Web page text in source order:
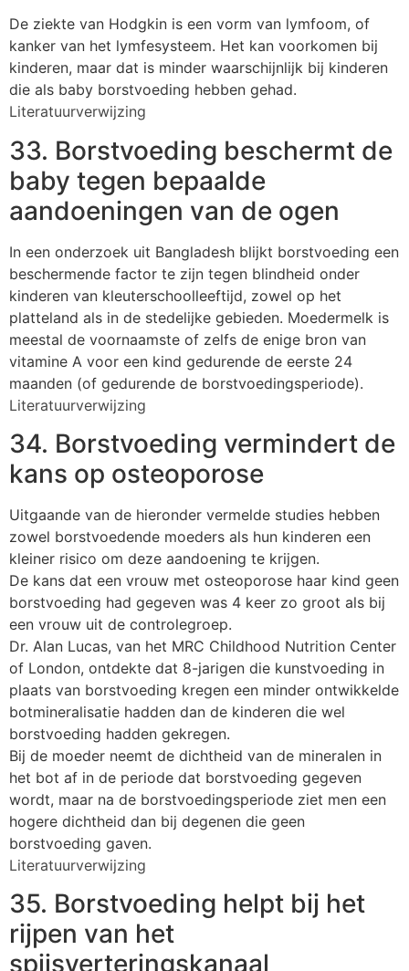
De ziekte van Hodgkin is een vorm van lymfoom, of
kanker van het lymfesysteem. Het kan voorkomen bij
kinderen, maar dat is minder waarschijnlijk bij kinderen
die als baby borstvoeding hebben gehad.
Literatuurverwijzing
33. Borstvoeding beschermt de
baby tegen bepaalde
aandoeningen van de ogen
In een onderzoek uit Bangladesh blijkt borstvoeding een
beschermende factor te zijn tegen blindheid onder
kinderen van kleuterschoolleeftijd, zowel op het
platteland als in de stedelijke gebieden. Moedermelk is
meestal de voornaamste of zelfs de enige bron van
vitamine A voor een kind gedurende de eerste 24
maanden (of gedurende de borstvoedingsperiode).
Literatuurverwijzing
34. Borstvoeding vermindert de
kans op osteoporose
Uitgaande van de hieronder vermelde studies hebben
zowel borstvoedende moeders als hun kinderen een
kleiner risico om deze aandoening te krijgen.
De kans dat een vrouw met osteoporose haar kind geen
borstvoeding had gegeven was 4 keer zo groot als bij
een vrouw uit de controlegroep.
Dr. Alan Lucas, van het MRC Childhood Nutrition Center
of London, ontdekte dat 8-jarigen die kunstvoeding in
plaats van borstvoeding kregen een minder ontwikkelde
botmineralisatie hadden dan de kinderen die wel
borstvoeding hadden gekregen.
Bij de moeder neemt de dichtheid van de mineralen in
het bot af in de periode dat borstvoeding gegeven
wordt, maar na de borstvoedingsperiode ziet men een
hogere dichtheid dan bij degenen die geen
borstvoeding gaven.
Literatuurverwijzing
35. Borstvoeding helpt bij het
rijpen van het
spijsverteringskanaal